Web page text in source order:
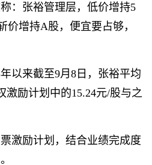
：张裕管理层，低价增持5
价增持A股，便宜要占够，
以来截至9月8日，张裕平均
激励计划中的15.24元/股与之
激励计划，结合业绩完成度